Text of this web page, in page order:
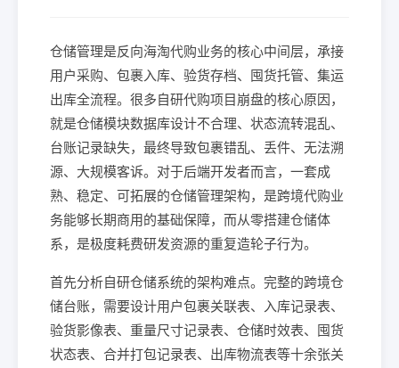
仓储管理是反向海淘代购业务的核心中间层，承接
用户采购、包裹入库、验货存档、囤货托管、集运
出库全流程。很多自研代购项目崩盘的核心原因，
就是仓储模块数据库设计不合理、状态流转混乱、
台账记录缺失，最终导致包裹错乱、丢件、无法溯
源、大规模客诉。对于后端开发者而言，一套成
熟、稳定、可拓展的仓储管理架构，是跨境代购业
务能够长期商用的基础保障，而从零搭建仓储体
系，是极度耗费研发资源的重复造轮子行为。
首先分析自研仓储系统的架构难点。完整的跨境仓
储台账，需要设计用户包裹关联表、入库记录表、
验货影像表、重量尺寸记录表、仓储时效表、囤货
状态表、合并打包记录表、出库物流表等十余张关